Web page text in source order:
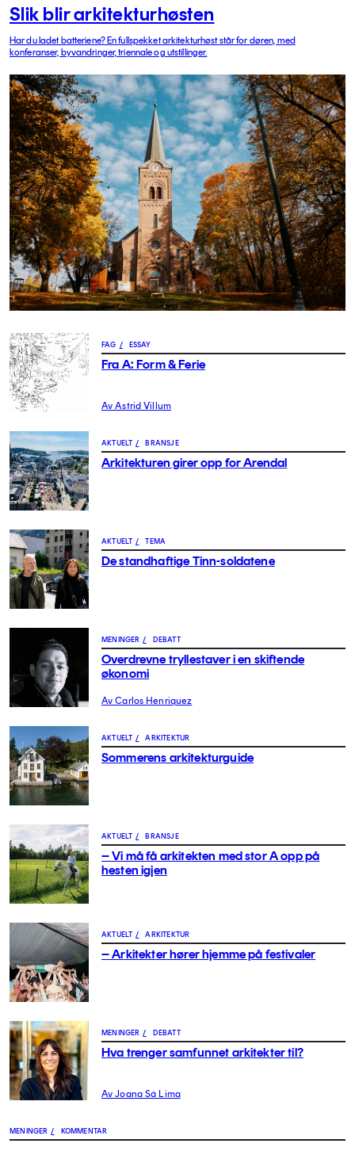
Slik blir arkitekturhøsten
Har du ladet batteriene? En fullspekket arkitekturhøst står for døren, med
konferanser, byvandringer, triennale og utstillinger.
FAG / ESSAY
Fra A: Form & Ferie
Av Astrid Villum
AKTUELT / BRANSJE
Arkitekturen girer opp for Arendal
AKTUELT / TEMA
De standhaftige Tinn-soldatene
MENINGER / DEBATT
Overdrevne tryllestaver i en skiftende
økonomi
Av Carlos Henriquez
AKTUELT / ARKITEKTUR
Sommerens arkitekturguide
AKTUELT / BRANSJE
– Vi må få arkitekten med stor A opp på
hesten igjen
AKTUELT / ARKITEKTUR
– Arkitekter hører hjemme på festivaler
MENINGER / DEBATT
Hva trenger samfunnet arkitekter til?
Av Joana Sá Lima
MENINGER / KOMMENTAR